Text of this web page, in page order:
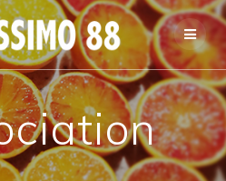
Passer
au
contenu